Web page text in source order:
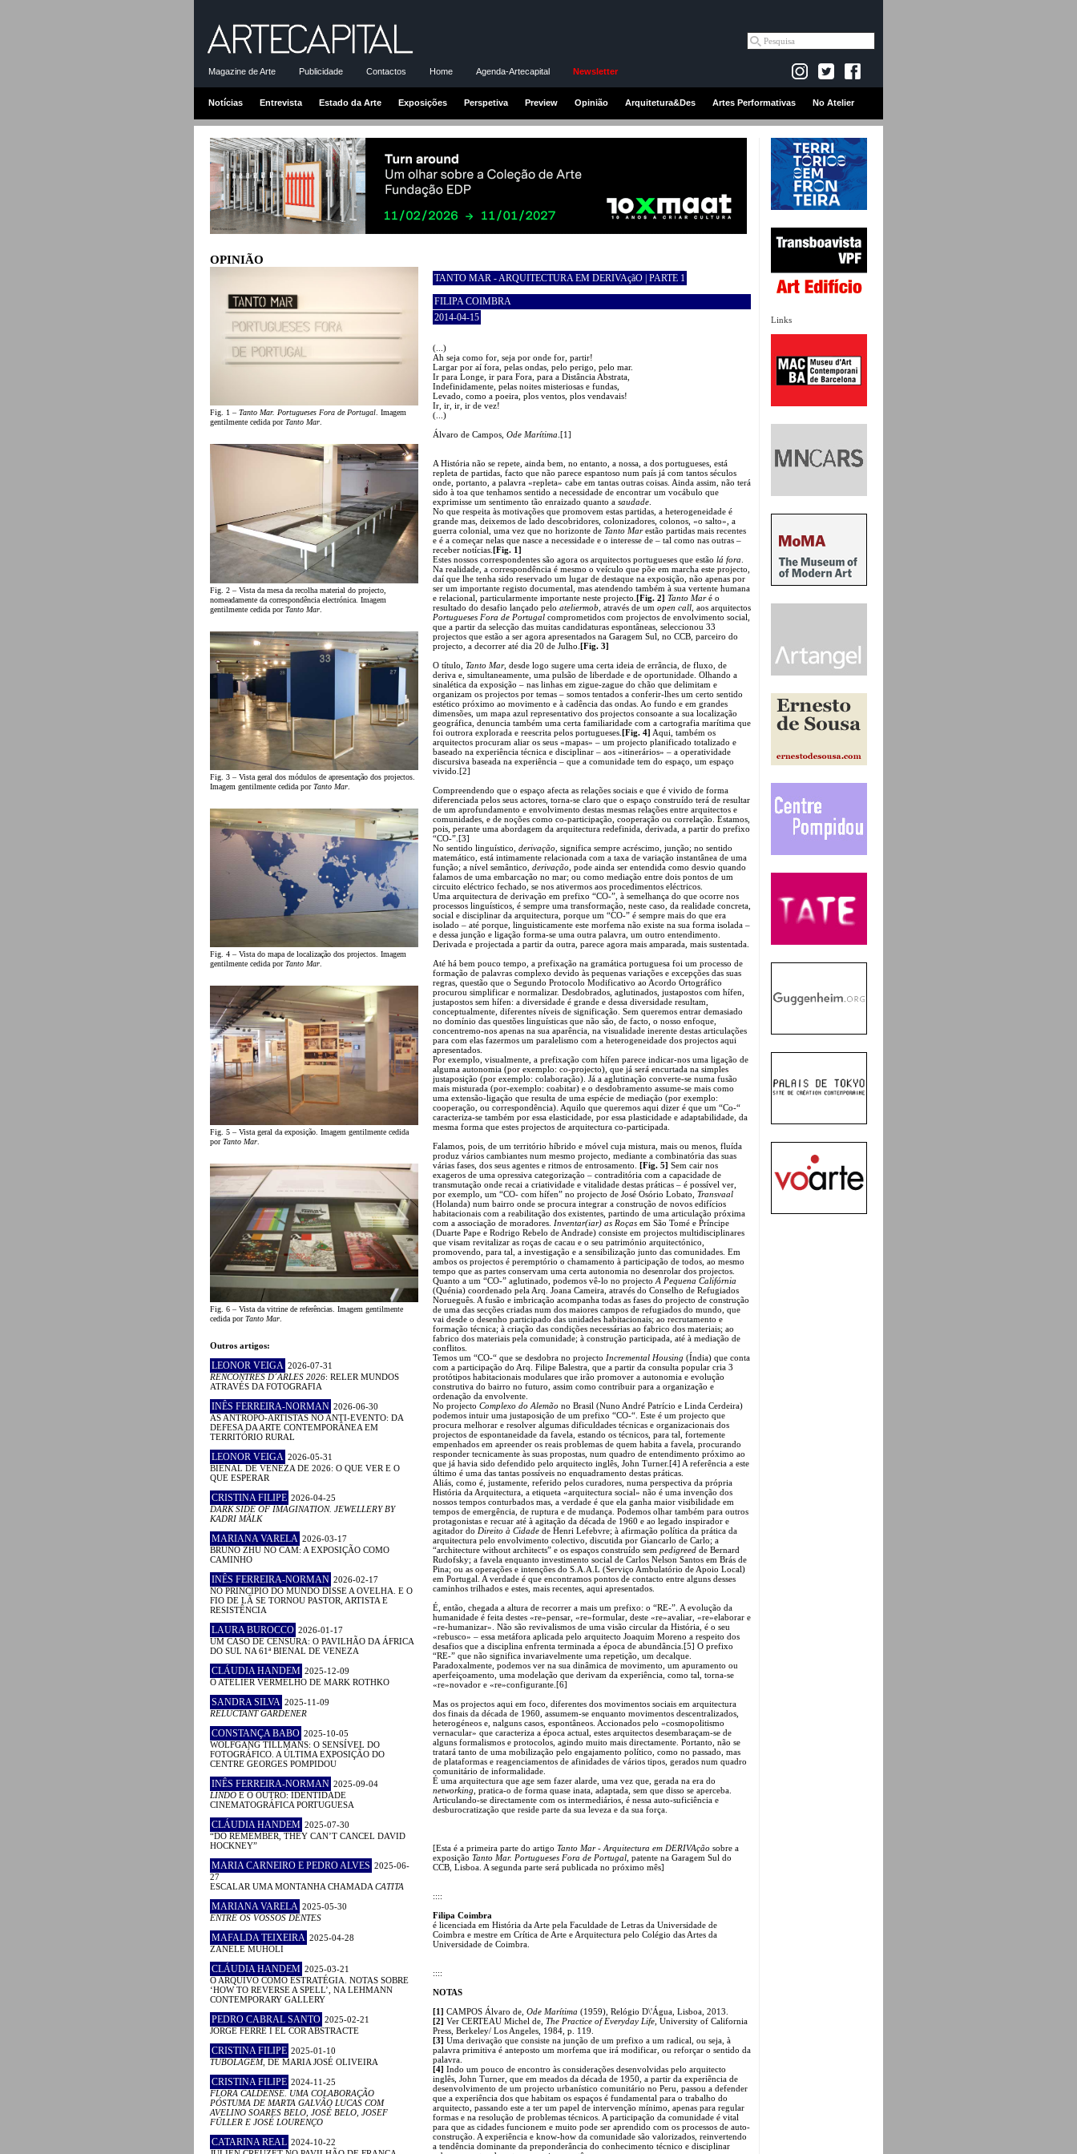
Magazine de Arte Publicidade Contactos Home Agenda-Artecapital Newsletter
Notícias Entrevista Estado da Arte Exposições Perspetiva Preview Opinião Arquitetura&Des Artes Performativas No Atelier
Links
OPINIÃO
Fig. 1 – Tanto Mar. Portugueses Fora de Portugal. Imagem
gentilmente cedida porTanto Mar.
Fig. 2 – Vista da mesa da recolha material do projecto,
nomeadamente da correspondência electrónica. Imagem
gentilmente cedida porTanto Mar
Fig. 3 – Vista geral dos módulos de apresentação dos projectos.
Imagem gentilmente cedida porTanto Mar
Fig. 4 – Vista do mapa de localização dos projectos. Imagem
gentilmente cedida porTanto Mar.
Fig. 5 – Vista geral da exposição. Imagem gentilmente cedida
porTanto Mar
Fig. 6 – Vista da vitrine de referências. Imagem gentilmente
cedida porTanto Mar
Outros artigos:
LEONOR VEIGA 2026-07-31
RENCONTRES D´ARLES 2026: RELER MUNDOS
ATRAVÉS DA FOTOGRAFIA
INÊS FERREIRA-NORMAN 2026-06-30
AS ANTROPO-ARTISTAS NO ANTI-EVENTO: DA
DEFESA DA ARTE CONTEMPORÂNEA EM
TERRITÓRIO RURAL
LEONOR VEIGA 2026-05-31
BIENAL DE VENEZA DE 2026: O QUE VER E O
QUE ESPERAR
CRISTINA FILIPE 2026-04-25
DARK SIDE OF IMAGINATION. JEWELLERY BY
KADRI MÄLK
MARIANA VARELA 2026-03-17
BRUNO ZHU NO CAM: A EXPOSIÇÃO COMO
CAMINHO
INÊS FERREIRA-NORMAN 2026-02-17
NO PRINCÍPIO DO MUNDO DISSE A OVELHA. E O
FIO DE LÃ SE TORNOU PASTOR, ARTISTA E
RESISTÊNCIA
LAURA BUROCCO 2026-01-17
UM CASO DE CENSURA: O PAVILHÃO DA ÁFRICA
DO SUL NA 61ª BIENAL DE VENEZA
CLÁUDIA HANDEM 2025-12-09
O ATELIER VERMELHO DE MARK ROTHKO
SANDRA SILVA 2025-11-09
RELUCTANT GARDENER
CONSTANÇA BABO 2025-10-05
WOLFGANG TILLMANS: O SENSÍVEL DO
FOTOGRÁFICO. A ÚLTIMA EXPOSIÇÃO DO
CENTRE GEORGES POMPIDOU
INÊS FERREIRA-NORMAN 2025-09-04
LINDO E O OUTRO: IDENTIDADE
CINEMATOGRÁFICA PORTUGUESA
CLÁUDIA HANDEM 2025-07-30
“DO REMEMBER, THEY CAN’T CANCEL DAVID
HOCKNEY”
MARIA CARNEIRO E PEDRO ALVES 2025-06-
27
ESCALAR UMA MONTANHA CHAMADA CATITA
MARIANA VARELA 2025-05-30
ENTRE OS VOSSOS DENTES
MAFALDA TEIXEIRA 2025-04-28
ZANELE MUHOLI
CLÁUDIA HANDEM 2025-03-21
O ARQUIVO COMO ESTRATÉGIA. NOTAS SOBRE
‘HOW TO REVERSE A SPELL’, NA LEHMANN
CONTEMPORARY GALLERY
PEDRO CABRAL SANTO 2025-02-21
JORGE FERRÉ I EL COR ABSTRACTE
CRISTINA FILIPE 2025-01-10
TUBOLAGEM, DE MARIA JOSÉ OLIVEIRA
CRISTINA FILIPE 2024-11-25
FLORA CALDENSE. UMA COLABORAÇÃO
PÓSTUMA DE MARTA GALVÃO LUCAS COM
AVELINO SOARES BELO, JOSÉ BELO, JOSEF
FÜLLER E JOSÉ LOURENÇO
CATARINA REAL 2024-10-22
TANTO MAR - ARQUITECTURA EM DERIVAçãO | PARTE 1
FILIPA COIMBRA
2014-04-15
(...)
Ah seja como for, seja por onde for, partir!
Largar por aí fora, pelas ondas, pelo perigo, pelo mar.
Ir para Longe, ir para Fora, para a Distância Abstrata,
Indefinidamente, pelas noites misteriosas e fundas,
Levado, como a poeira, plos ventos, plos vendavais!
Ir, ir, ir, ir de vez!
(...)
Álvaro de Campos, Ode Marítima .[1]
A História não se repete, ainda bem, no entanto, a nossa, a dos portugueses, está
repleta de partidas, facto que não parece espantoso num país já com tantos séculos
onde, portanto, a palavra «repleta» cabe em tantas outras coisas. Ainda assim, não terá
sido à toa que tenhamos sentido a necessidade de encontrar um vocábulo que
exprimisse um sentimento tão enraizado quanto a saudade
No que respeita às motivações que promovem estas partidas, a heterogeneidade é
grande mas, deixemos de lado descobridores, colonizadores, colonos, «o salto», a
guerra colonial, uma vez que no horizonte de Tanto Marestão partidas mais recentes
e é a começar nelas que nasce a necessidade e o interesse de – tal como nas outras –
receber notícias. [Fig. 1]
Estes nossos correspondentes são agora os arquitectos portugueses que estão lá fora
Na realidade, a correspondência é mesmo o veículo que põe em marcha este projecto,
daí que lhe tenha sido reservado um lugar de destaque na exposição, não apenas por
ser um importante registo documental, mas atendendo também à sua vertente humana
e relacional, particularmente importante neste projecto. [Fig. 2] Tanto Maré o
resultado do desafio lançado pelo ateliermob , através de um open call , aos arquitectos
Portugueses Fora de Portugal comprometidos com projectos de envolvimento social,
que a partir da selecção das muitas candidaturas espontâneas, seleccionou 33
projectos que estão a ser agora apresentados na Garagem Sul, no CCB, parceiro do
projecto, a decorrer até dia 20 de Julho. [Fig. 3]
O título, Tanto Mar, desde logo sugere uma certa ideia de errância, de fluxo, de
deriva e, simultaneamente, uma pulsão de liberdade e de oportunidade. Olhando a
sinalética da exposição – nas linhas em zigue-zague do chão que delimitam e
organizam os projectos por temas – somos tentados a conferir-lhes um certo sentido
estético próximo ao movimento e à cadência das ondas. Ao fundo e em grandes
dimensões, um mapa azul representativo dos projectos consoante a sua localização
geográfica, denuncia também uma certa familiaridade com a cartografia marítima que
foi outrora explorada e reescrita pelos portugueses. [Fig. 4] Aqui, também os
arquitectos procuram aliar os seus «mapas» – um projecto planificado totalizado e
baseado na experiência técnica e disciplinar – aos «itinerários» – a operatividade
discursiva baseada na experiência – que a comunidade tem do espaço, um espaço
vivido.[2]
Compreendendo que o espaço afecta as relações sociais e que é vivido de forma
diferenciada pelos seus actores, torna-se claro que o espaço construído terá de resultar
de um aprofundamento e envolvimento destas mesmas relações entre arquitectos e
comunidades, e de noções como co-participação, cooperação ou correlação. Estamos,
pois, perante uma abordagem da arquitectura redefinida, derivada, a partir do prefixo
“CO-”.[3]
No sentido linguístico, derivação , significa sempre acréscimo, junção; no sentido
matemático, está intimamente relacionada com a taxa de variação instantânea de uma
função; a nível semântico, derivação , pode ainda ser entendida como desvio quando
falamos de uma embarcação no mar; ou como mediação entre dois pontos de um
circuito eléctrico fechado, se nos ativermos aos procedimentos eléctricos.
Uma arquitectura de derivação em prefixo “CO-”, à semelhança do que ocorre nos
processos linguísticos, é sempre uma transformação, neste caso, da realidade concreta,
social e disciplinar da arquitectura, porque um “CO-” é sempre mais do que era
isolado – até porque, linguisticamente este morfema não existe na sua forma isolada –
e dessa junção e ligação forma-se uma outra palavra, um outro entendimento.
Derivada e projectada a partir da outra, parece agora mais amparada, mais sustentada.
Até há bem pouco tempo, a prefixação na gramática portuguesa foi um processo de
formação de palavras complexo devido às pequenas variações e excepções das suas
regras, questão que o Segundo Protocolo Modificativo ao Acordo Ortográfico
procurou simplificar e normalizar. Desdobrados, aglutinados, justapostos com hífen,
justapostos sem hífen: a diversidade é grande e dessa diversidade resultam,
conceptualmente, diferentes níveis de significação. Sem queremos entrar demasiado
no domínio das questões linguísticas que não são, de facto, o nosso enfoque,
concentremo-nos apenas na sua aparência, na visualidade inerente destas articulações
para com elas fazermos um paralelismo com a heterogeneidade dos projectos aqui
apresentados.
Por exemplo, visualmente, a prefixação com hífen parece indicar-nos uma ligação de
alguma autonomia (por exemplo: co-projecto), que já será encurtada na simples
justaposição (por exemplo: colaboração). Já a aglutinação converte-se numa fusão
mais misturada (por-exemplo: coabitar) e o desdobramento assume-se mais como
uma extensão-ligação que resulta de uma espécie de mediação (por exemplo:
cooperação, ou correspondência). Aquilo que queremos aqui dizer é que um “Co-“
caracteriza-se também por essa elasticidade, por essa plasticidade e adaptabilidade, da
mesma forma que estes projectos de arquitectura co-participada.
Falamos, pois, de um território híbrido e móvel cuja mistura, mais ou menos, fluída
produz vários cambiantes num mesmo projecto, mediante a combinatória das suas
várias fases, dos seus agentes e ritmos de entrosamento. [Fig. 5] Sem cair nos
exageros de uma opressiva categorização – contraditória com a capacidade de
transmutação onde recai a criatividade e vitalidade destas práticas – é possível ver,
por exemplo, um “CO- com hífen” no projecto de José Osório Lobato, Transvaal
(Holanda) num bairro onde se procura integrar a construção de novos edifícios
habitacionais com a reabilitação dos existentes, partindo de uma articulação próxima
com a associação de moradores. Inventar(iar) as Roças em São Tomé e Príncipe
(Duarte Pape e Rodrigo Rebelo de Andrade) consiste em projectos multidisciplinares
que visam revitalizar as roças de cacau e o seu património arquitectónico,
promovendo, para tal, a investigação e a sensibilização junto das comunidades. Em
ambos os projectos é peremptório o chamamento à participação de todos, ao mesmo
tempo que as partes conservam uma certa autonomia no desenrolar dos projectos.
Quanto a um “CO-” aglutinado, podemos vê-lo no projecto A Pequena Califórnia
(Quénia) coordenado pela Arq. Joana Cameira, através do Conselho de Refugiados
Norueguês. A fusão e imbricação acompanha todas as fases do projecto de construção
de uma das secções criadas num dos maiores campos de refugiados do mundo, que
vai desde o desenho participado das unidades habitacionais; ao recrutamento e
formação técnica; à criação das condições necessárias ao fabrico dos materiais; ao
fabrico dos materiais pela comunidade; à construção participada, até à mediação de
conflitos.
Temos um “CO-“ que se desdobra no projecto Incremental Housing (Índia) que conta
com a participação do Arq. Filipe Balestra, que a partir da consulta popular cria 3
protótipos habitacionais modulares que irão promover a autonomia e evolução
construtiva do bairro no futuro, assim como contribuir para a organização e
ordenação da envolvente.
No projecto Complexo do Alemão no Brasil (Nuno André Patrício e Linda Cerdeira)
podemos intuir uma justaposição de um prefixo “CO-“. Este é um projecto que
procura melhorar e resolver algumas dificuldades técnicas e organizacionais dos
projectos de espontaneidade da favela, estando os técnicos, para tal, fortemente
empenhados em apreender os reais problemas de quem habita a favela, procurando
responder tecnicamente às suas propostas, num quadro de entendimento próximo ao
que já havia sido defendido pelo arquitecto inglês, John Turner.[4] A referência a este
último é uma das tantas possíveis no enquadramento destas práticas.
Aliás, como é, justamente, referido pelos curadores, numa perspectiva da própria
História da Arquitectura, a etiqueta «arquitectura social» não é uma invenção dos
nossos tempos conturbados mas, a verdade é que ela ganha maior visibilidade em
tempos de emergência, de ruptura e de mudança. Podemos olhar também para outros
protagonistas e recuar até à agitação da década de 1960 e ao legado inspirador e
agitador do Direito à Cidade de Henri Lefebvre; à afirmação política da prática da
arquitectura pelo envolvimento colectivo, discutida por Giancarlo de Carlo; a
“architecture without architects” e os espaços construído sem pedigreed de Bernard
Rudofsky; a favela enquanto investimento social de Carlos Nelson Santos em Brás de
Pina; ou as operações e intenções do S.A.A.L (Serviço Ambulatório de Apoio Local)
em Portugal. A verdade é que encontramos pontos de contacto entre alguns desses
caminhos trilhados e estes, mais recentes, aqui apresentados.
É, então, chegada a altura de recorrer a mais um prefixo: o “RE-”. A evolução da
humanidade é feita destes «re»pensar, «re»formular, deste «re»avaliar, «re»elaborar e
«re-humanizar». Não são revivalismos de uma visão circular da História, é o seu
«rebusco» – essa metáfora aplicada pelo arquitecto Joaquim Moreno a respeito dos
desafios que a disciplina enfrenta terminada a época de abundância.[5] O prefixo
“RE-” que não significa invariavelmente uma repetição, um decalque.
Paradoxalmente, podemos ver na sua dinâmica de movimento, um apuramento ou
aperfeiçoamento, uma modelação que derivam da experiência, como tal, torna-se
«re»novador e «re»configurante.[6]
Mas os projectos aqui em foco, diferentes dos movimentos sociais em arquitectura
dos finais da década de 1960, assumem-se enquanto movimentos descentralizados,
heterogéneos e, nalguns casos, espontâneos. Accionados pelo «cosmopolitismo
vernacular» que caracteriza a época actual, estes arquitectos desembaraçam-se de
alguns formalismos e protocolos, agindo muito mais directamente. Portanto, não se
tratará tanto de uma mobilização pelo engajamento político, como no passado, mas
de plataformas e reagenciamentos de afinidades de vários tipos, gerados num quadro
comunitário de informalidade.
É uma arquitectura que age sem fazer alarde, uma vez que, gerada na era do
networking , pratica-o de forma quase inata, adaptada, sem que disso se aperceba.
Articulando-se directamente com os intermediários, é nessa auto-suficiência e
desburocratização que reside parte da sua leveza e da sua força.
[Esta é a primeira parte do artigo Tanto Mar - Arquitectura em DERIVAção sobre a
exposição Tanto Mar. Portugueses Fora de Portugal , patente na Garagem Sul do
CCB, Lisboa. A segunda parte será publicada no próximo mês]
::::
Filipa Coimbra
é licenciada em História da Arte pela Faculdade de Letras da Universidade de
Coimbra e mestre em Crítica de Arte e Arquitectura pelo Colégio das Artes da
Universidade de Coimbra.
::::
NOTAS
[1] CAMPOS Álvaro de, Ode Marítima (1959), Relógio D\'Água, Lisboa, 2013.
[2] Ver CERTEAU Michel de, The Practice of Everyday Life , University of California
Press, Berkeley/ Los Angeles, 1984, p. 119.
[3] Uma derivação que consiste na junção de um prefixo a um radical, ou seja, à
palavra primitiva é anteposto um morfema que irá modificar, ou reforçar o sentido da
palavra.
[4] Indo um pouco de encontro às considerações desenvolvidas pelo arquitecto
inglês, John Turner, que em meados da década de 1950, a partir da experiência de
desenvolvimento de um projecto urbanístico comunitário no Peru, passou a defender
que a experiência dos que habitam os espaços é fundamental para o trabalho do
arquitecto, passando este a ter um papel de intervenção mínimo, apenas para regular
formas e na resolução de problemas técnicos. A participação da comunidade é vital
para que as cidades funcionem e muito pode ser aprendido com os processos de auto-
construção. A experiência e know-how da comunidade são valorizados, reinvertendo
a tendência dominante da preponderância do conhecimento técnico e disciplinar